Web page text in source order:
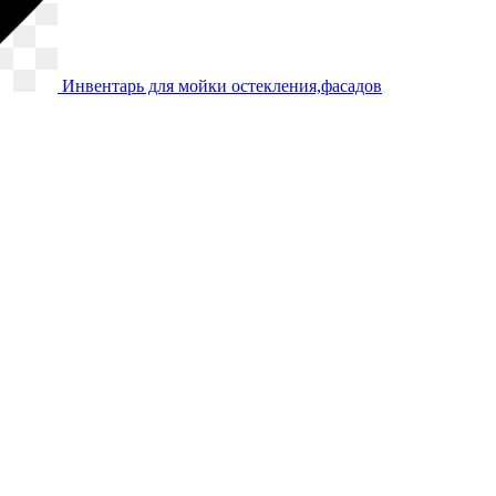
Инвентарь для мойки остекления,фасадов